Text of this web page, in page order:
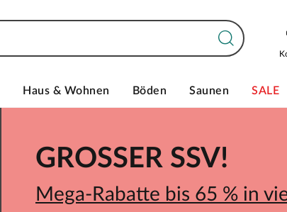
Haus & Wohnen Böden Saunen SALE
GROSSER SSV!
Mega-Rabatte bis 65 % in